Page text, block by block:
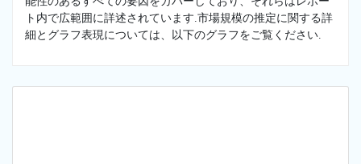
ト内で広範囲に詳述されています.市場規模の推定に関する詳
細とグラフ表現については、以下のグラフをご覧ください.